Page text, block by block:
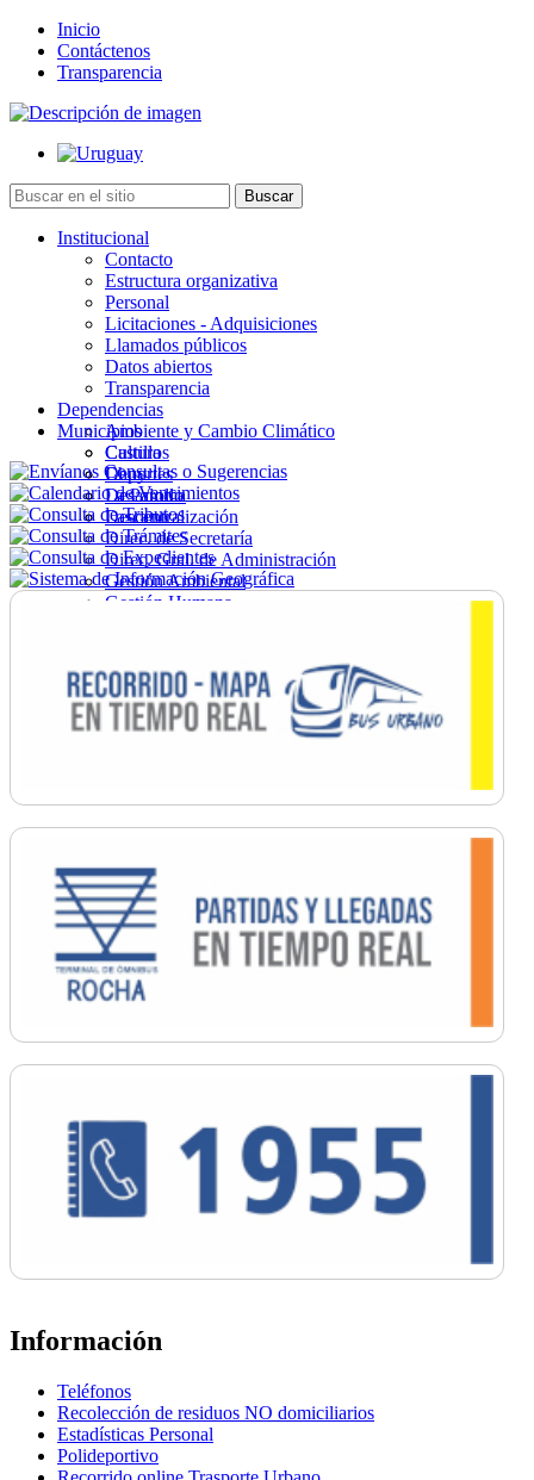
Inicio
Contáctenos
Transparencia
Institucional
Contacto
Estructura organizativa
Personal
Licitaciones - Adquisiciones
Llamados públicos
Datos abiertos
Transparencia
Dependencias
Ambiente y Cambio Climático
Cultura
Deportes
Desarrollo
Descentralización
Direc. de Secretaría
Direc. Gral. de Administración
Gestión Ambiental
Gestión Humana
Ordenamiento
Promoción Social
Salud
Secretaría General
Municipios
Castillos
Chuy
La Paloma
Lascano
Información
Teléfonos
Recolección de residuos NO domiciliarios
Estadísticas Personal
Polideportivo